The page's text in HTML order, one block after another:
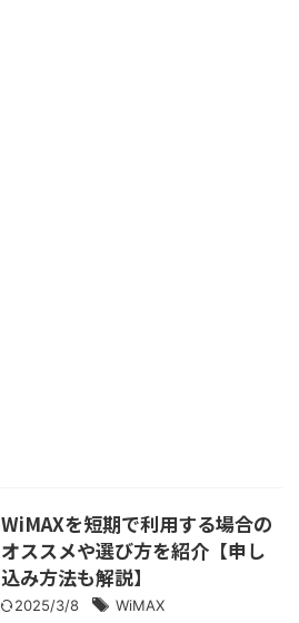
WiMAXを短期で利用する場合の
オススメや選び方を紹介【申し
込み方法も解説】
2025/3/8
WiMAX